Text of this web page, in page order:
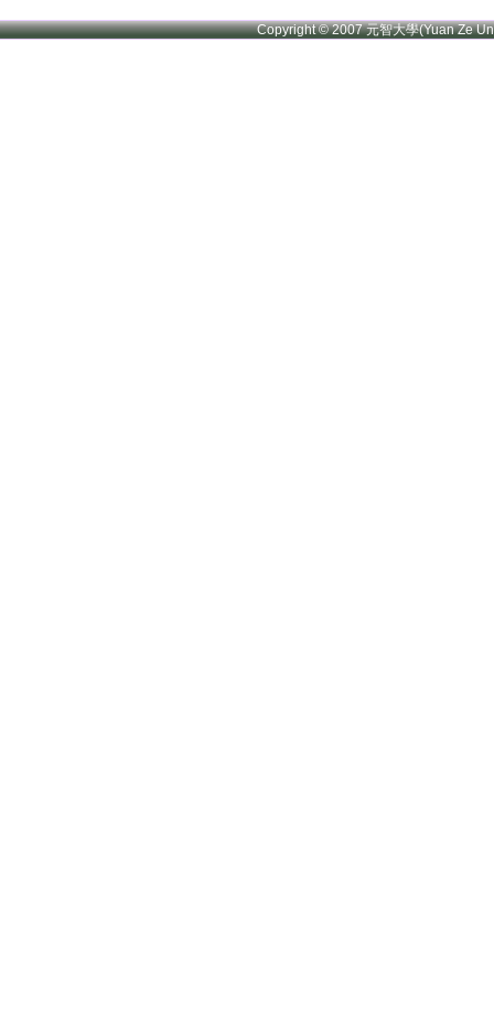
Copyright © 2007 元智大學(Yuan Ze